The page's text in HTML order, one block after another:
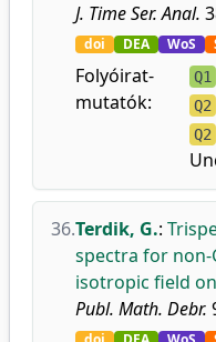
J. Time Ser. Anal.
doi DEA WoS
Folyóirat-
mutatók:
Q1
Q2
Q2
36.Terdik, G.:
spectra for non-
isotropic field
Publ. Math. Debr.